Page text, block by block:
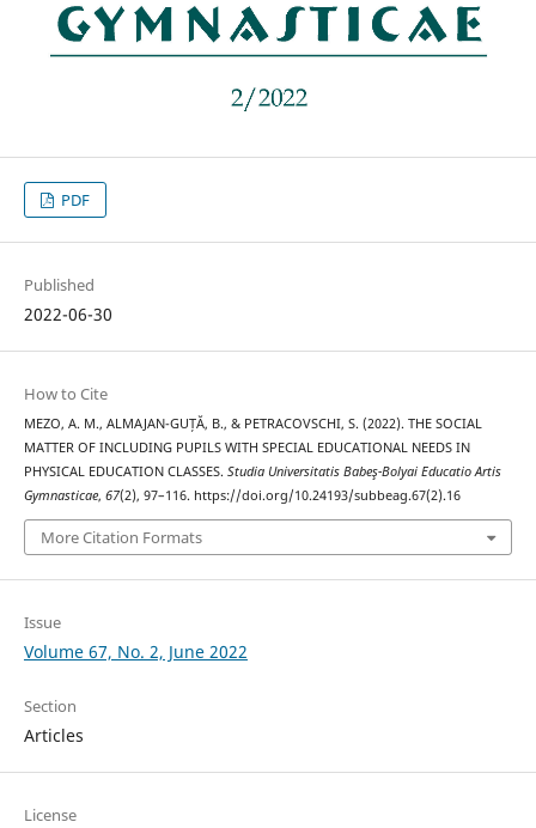
PDF
Published
2022-06-30
How to Cite
MEZO, A. M., ALMAJAN-GUȚĂ, B., & PETRACOVSCHI, S. (2022). THE SOCIAL
MATTER OF INCLUDING PUPILS WITH SPECIAL EDUCATIONAL NEEDS IN
PHYSICAL EDUCATION CLASSES. Studia Universitatis Babeş-Bolyai Educatio Artis
Gymnasticae, 67(2), 97–116. https://doi.org/10.24193/subbeag.67(2).16
More Citation Formats
Issue
Volume 67, No. 2, June 2022
Section
Articles
License